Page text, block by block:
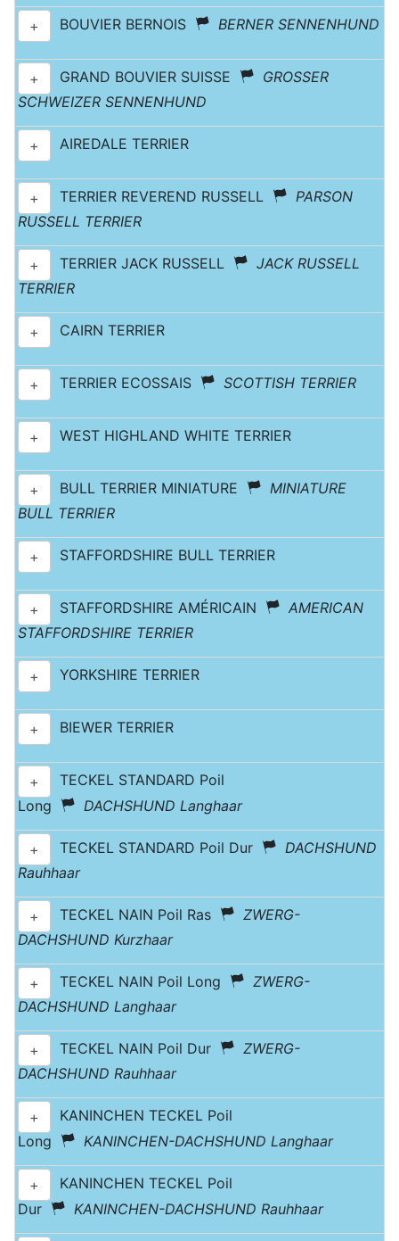
+ BOUVIER BERNOIS BERNER SENNENHUND
+ GRAND BOUVIER SUISSE
GROSSER
SCHWEIZER SENNENHUND
+ AIREDALE TERRIER
+ TERRIER REVEREND RUSSELL
PARSON
RUSSELL TERRIER
+ TERRIER JACK RUSSELL
JACK RUSSELL
TERRIER
+ CAIRN TERRIER
+ TERRIER ECOSSAIS SCOTTISH TERRIER
+ WEST HIGHLAND WHITE TERRIER
+ BULL TERRIER MINIATURE
MINIATURE
BULL TERRIER
+ STAFFORDSHIRE BULL TERRIER
+ STAFFORDSHIRE AMÉRICAIN
AMERICAN
STAFFORDSHIRE TERRIER
+ YORKSHIRE TERRIER
+ BIEWER TERRIER
+
TECKEL STANDARD Poil
Long
DACHSHUND Langhaar
+ TECKEL STANDARD Poil Dur
DACHSHUND
Rauhhaar
+ TECKEL NAIN Poil Ras
ZWERG-
DACHSHUND Kurzhaar
+ TECKEL NAIN Poil Long
ZWERG-
DACHSHUND Langhaar
+ TECKEL NAIN Poil Dur
ZWERG-
DACHSHUND Rauhhaar
+
KANINCHEN TECKEL Poil
Long
KANINCHEN-DACHSHUND Langhaar
+
KANINCHEN TECKEL Poil
Dur
KANINCHEN-DACHSHUND Rauhhaar